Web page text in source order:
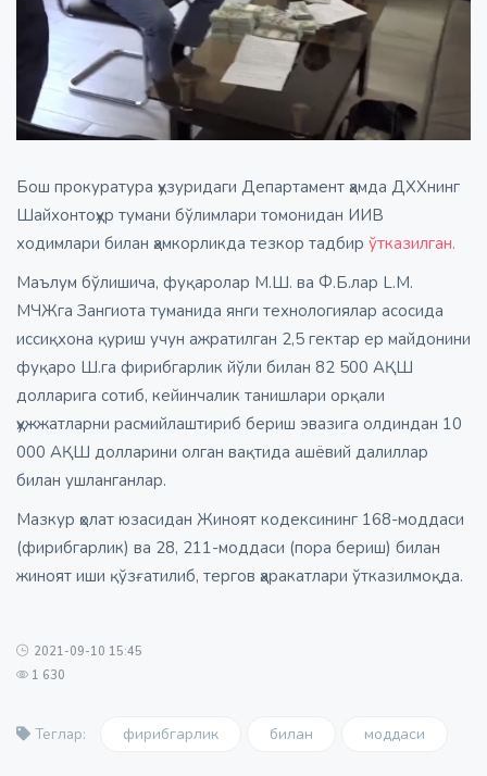
Бош прокуратура ҳузуридаги Департамент ҳамда ДХХнинг
Шайхонтоҳур тумани бўлимлари томонидан ИИВ
ходимлари билан ҳамкорликда тезкор тадбир ўтказилган.
Маълум бўлишича, фуқаролар М.Ш. ва Ф.Б.лар L.М.
МЧЖга Зангиота туманида янги технологиялар асосида
иссиқхона қуриш учун ажратилган 2,5 гектар ер майдонини
фуқаро Ш.га фирибгарлик йўли билан 82 500 АҚШ
долларига сотиб, кейинчалик танишлари орқали
ҳужжатларни расмийлаштириб бериш эвазига олдиндан 10
000 АҚШ долларини олган вақтида ашёвий далиллар
билан ушланганлар.
Мазкур ҳолат юзасидан Жиноят кодексининг 168-моддаси
(фирибгарлик) ва 28, 211-моддаси (пора бериш) билан
жиноят иши қўзғатилиб, тергов ҳаракатлари ўтказилмоқда.
2021-09-10 15:45
1 630
Теглар: фирибгарлик билан моддаси